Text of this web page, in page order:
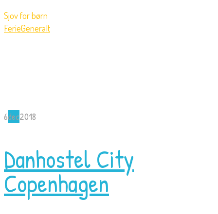
Sjov for børn
FerieGeneralt
6dec2018
Danhostel City
Copenhagen